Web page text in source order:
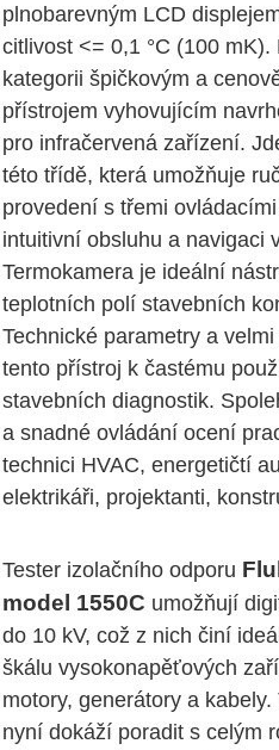
plnobarevným LCD
citlivost <= 0,1 °C (100
kategorii špičkovým a
přístrojem vyhovujícím
pro infračervená zařízení.
této třídě, která umožňuje
provedení s třemi
intuitivní obsluhu a navigaci
Termokamera je ideální
teplotních polí stavebních
Technické parametry a
tento přístroj k častému
stavebních diagnostik.
a snadné ovládání ocení
technici HVAC, energetičtí
elektrikáři, projektanti,
Tester izolačního odporu
model 1550C umožňují
do 10 kV, což z nich činí
škálu vysokonapěťových
motory, generátory a
nyní dokáží poradit s celým